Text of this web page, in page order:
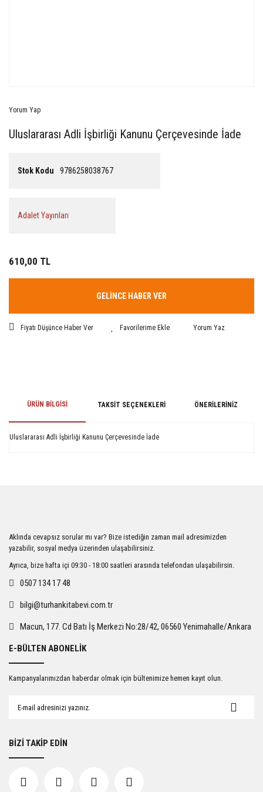
Yorum Yap
Uluslararası Adli İşbirliği Kanunu Çerçevesinde İade
Stok Kodu 9786258038767
Adalet Yayınları
610,00 TL
GELİNCE HABER VER
Fiyatı Düşünce Haber Ver Yorum Yaz
ÜRÜN BILGISI TAKSIT SEÇENEKLERI ÖNERILERINIZ
Uluslararası Adli İşbirliği Kanunu Çerçevesinde İade
Ürün açıklamasında eksik bilgiler bulunuyor.
Ürün bilgilerinde hatalar bulunuyor.
Ürün fiyatı diğer sitelerden daha pahalı.
Gönder
Aklında cevapsız sorular mı var? Bize istediğin zaman mail adresimizden
yazabilir, sosyal medya üzerinden ulaşabilirsiniz.
Ayrıca, bize hafta içi 09:30 - 18:00 saatleri arasında telefondan ulaşabilirsin.
0507 134 17 48
bilgi@turhankitabevi.com.tr
Macun, 177. Cd Batı İş Merkezi No:28/42, 06560 Yenimahalle/Ankara
E-BÜLTEN ABONELİK
Kampanyalarımızdan haberdar olmak için bültenimize hemen kayıt olun.
BİZİ TAKİP EDİN